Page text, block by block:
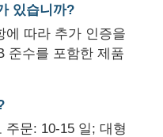
있습니까?
에 따라 추가 인증을
준수를 포함한 제품
문: 10-15 일; 대형